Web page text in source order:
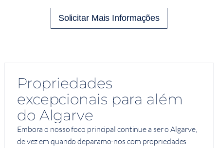
Solicitar Mais Informações
Propriedades
excepcionais para além
do Algarve
Embora o nosso foco principal continue a ser o Algarve,
de vez em quando deparamo-nos com propriedades